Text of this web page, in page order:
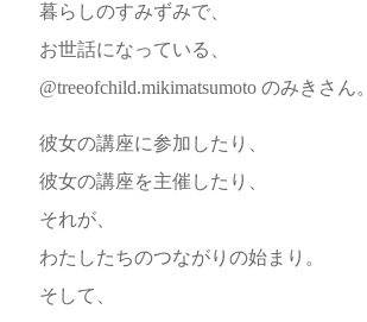
暮らしのすみずみで、
お世話になっている、
@treeofchild.mikimatsumoto のみきさん。
彼女の講座に参加したり、
彼女の講座を主催したり、
それが、
わたしたちのつながりの始まり。
そして、